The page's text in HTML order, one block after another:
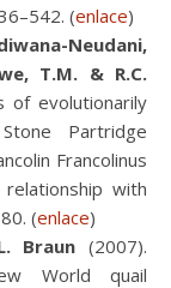
(enlace)
Neudani,
T.M. & R.C.
of evolutionarily
Partridge
Francolinus
with
(enlace)
Braun (2007).
World quail